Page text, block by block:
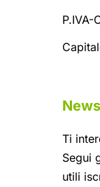
P.IVA-
Ti
Segui
utili